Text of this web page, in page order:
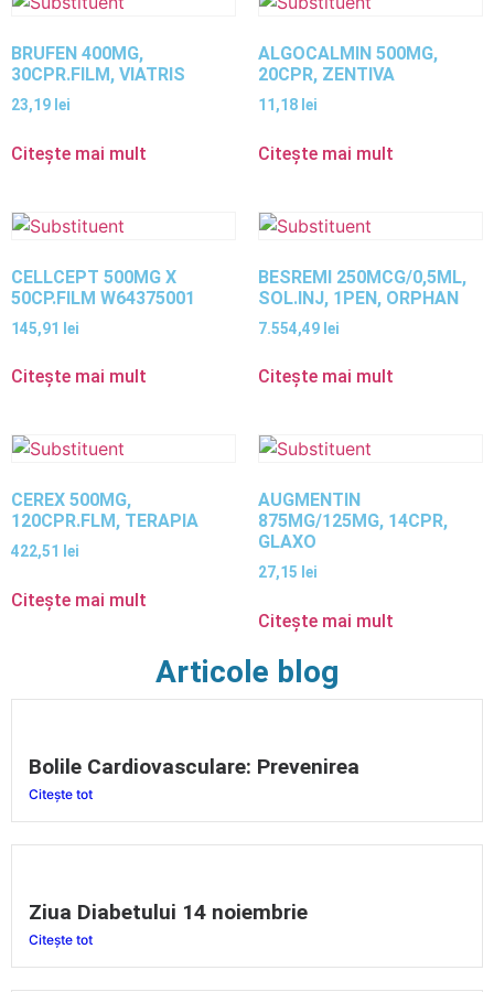
BRUFEN 400MG,
30CPR.FILM, VIATRIS
23,19 lei
Citește mai mult
ALGOCALMIN 500MG,
20CPR, ZENTIVA
11,18 lei
Citește mai mult
CELLCEPT 500MG X
50CP.FILM W64375001
145,91 lei
Citește mai mult
BESREMI 250MCG/0,5ML,
SOL.INJ, 1PEN, ORPHAN
7.554,49 lei
Citește mai mult
CEREX 500MG,
120CPR.FLM, TERAPIA
422,51 lei
Citește mai mult
AUGMENTIN
875MG/125MG, 14CPR,
GLAXO
27,15 lei
Citește mai mult
Articole blog
Bolile Cardiovasculare: Prevenirea
Citește tot
Ziua Diabetului 14 noiembrie
Citește tot